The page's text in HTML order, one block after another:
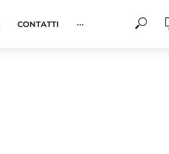
CONTATTI ···